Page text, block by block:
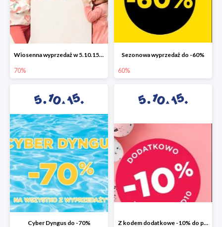
Wiosenna wyprzedaż w 5.10.15 do -70%
70%
Sezonowa wyprzedaż do -60%
60%
Cyber Dyngus do -70% Z kodem dodatkowe -10% do promocji -50%!